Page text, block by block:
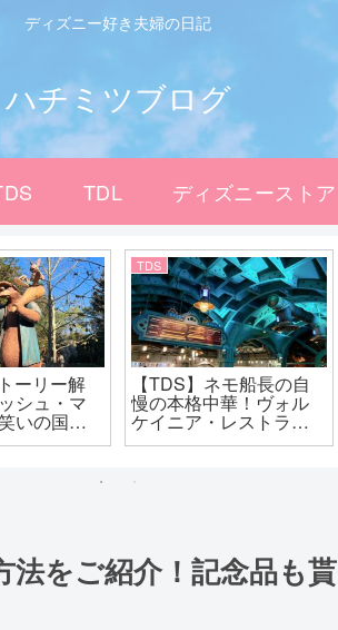
ディズニー好き夫婦の日記
ハチミツブログ
TDL ディズニーストア
ーリー解
シュ・マ
いの国を
TDS
【TDS】ネモ船長の自
慢の本格中華！ヴォル
ケイニア・レストラン
であったかごはん！
法をご紹介！記念品も貰